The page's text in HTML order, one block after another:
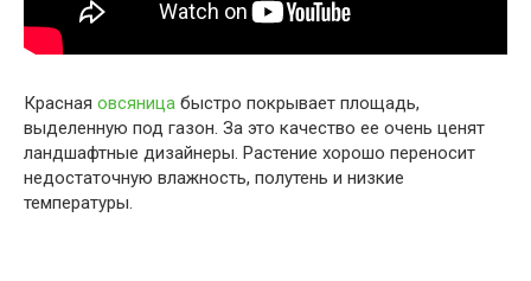
Красная овсяница быстро покрывает площадь,
выделенную под газон. За это качество ее очень ценят
ландшафтные дизайнеры. Растение хорошо переносит
недостаточную влажность, полутень и низкие
температуры.